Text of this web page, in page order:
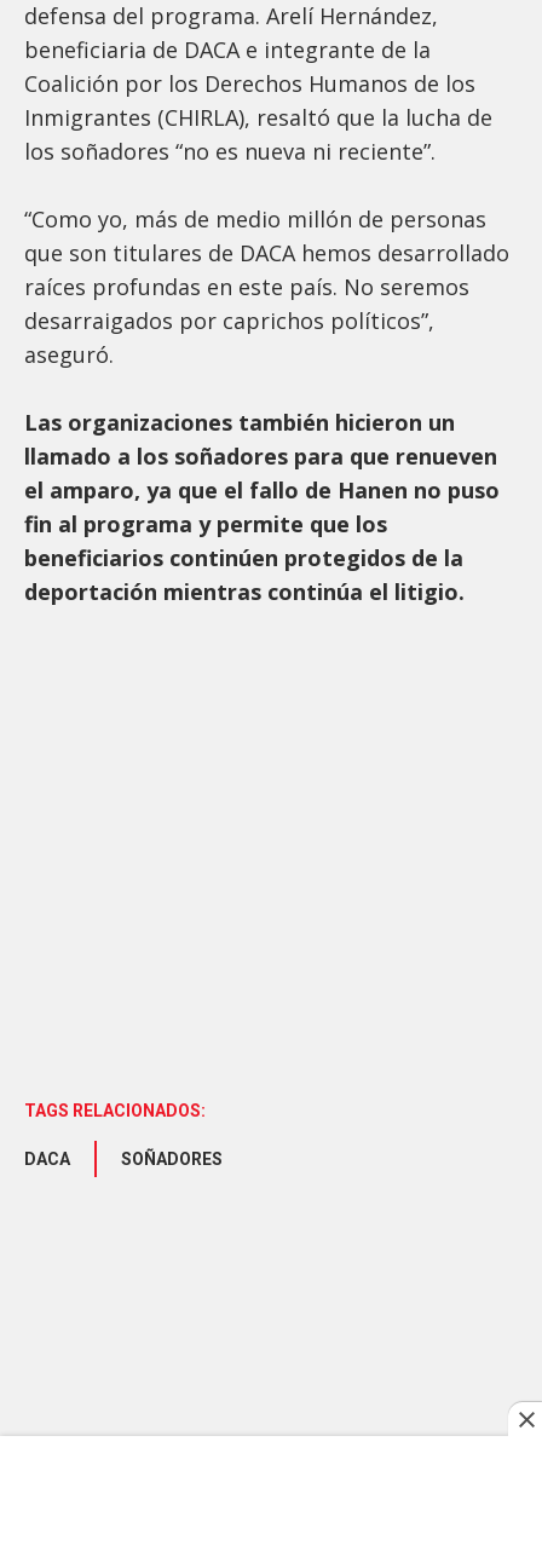
defensa del programa. Arelí Hernández,
beneficiaria de DACA e integrante de la
Coalición por los Derechos Humanos de los
Inmigrantes (CHIRLA), resaltó que la lucha de
los soñadores “no es nueva ni reciente”.
“Como yo, más de medio millón de personas
que son titulares de DACA hemos desarrollado
raíces profundas en este país. No seremos
desarraigados por caprichos políticos”,
aseguró.
Las organizaciones también hicieron un
llamado a los soñadores para que renueven
el amparo, ya que el fallo de Hanen no puso
fin al programa y permite que los
beneficiarios continúen protegidos de la
deportación mientras continúa el litigio.
TAGS RELACIONADOS:
DACA SOÑADORES